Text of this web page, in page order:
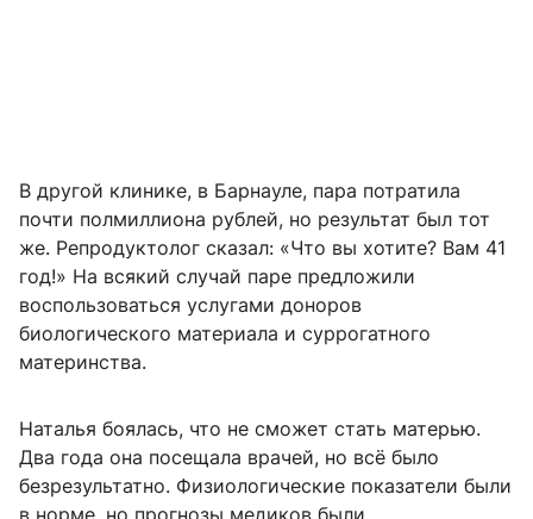
В другой клинике, в Барнауле, пара потратила
почти полмиллиона рублей, но результат был тот
же. Репродуктолог сказал: «Что вы хотите? Вам 41
год!» На всякий случай паре предложили
воспользоваться услугами доноров
биологического материала и суррогатного
материнства.
Наталья боялась, что не сможет стать матерью.
Два года она посещала врачей, но всё было
безрезультатно. Физиологические показатели были